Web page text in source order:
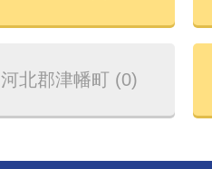
河北郡津幡町 (0)